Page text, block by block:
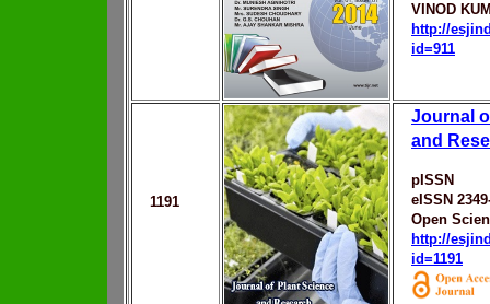
VINOD
http://
id=911
1191
Journal
and
pISSN
eISSN
Open
http://
id=1191